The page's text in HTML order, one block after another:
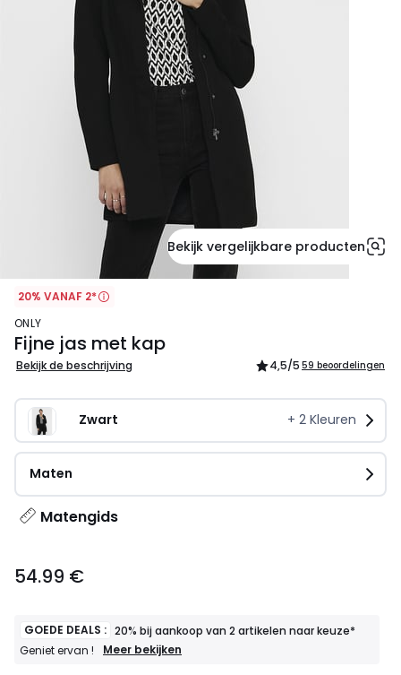
Bekijk vergelijkbare producten
20% VANAF 2*
ONLY
Fijne jas met kap
Bekijk de beschrijving 4,5/5 59 beoordelingen
Zwart + 2 Kleuren
Maten
Matengids
€.
54.99 €
GOEDE DEALS : 20% bij aankoop van 2 artikelen naar keuze*
Geniet ervan !
GOEDE
Meer bekijken